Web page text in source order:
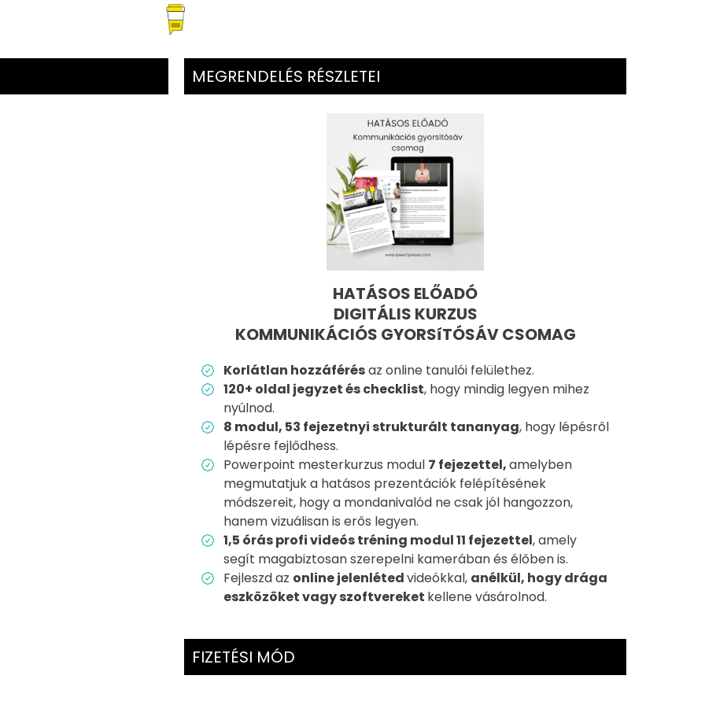
MEGRENDELÉS RÉSZLETEI
HATÁSOS ELŐADÓ
DIGITÁLIS KURZUS
KOMMUNIKÁCIÓS GYORSíTÓSÁV CSOMAG
Korlátlan hozzáférésaz online tanulói felülethez.
120+ oldal jegyzet és checklist, hogy mindig legyen mihez
nyúlnod.
8 modul, 53 fejezetnyi strukturált tananyag, hogy lépésről
lépésre fejlődhess.
Powerpoint mesterkurzus modul 7 fejezettel,amelyben
megmutatjuk a hatásos prezentációk felépítésének
módszereit, hogy a mondanivalód ne csak jól hangozzon,
hanem vizuálisan is erős legyen.
1,5 órás profi videós tréning modul 11 fejezettel, amely
segít magabiztosan szerepelni kamerában és élőben is.
Fejleszd az online jelenlétedvideókkal, anélkül, hogy drága
eszközöket vagy szoftvereket kellene vásárolnod.
FIZETÉSI MÓD